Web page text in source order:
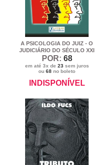
A PSICOLOGIA DO JUIZ - O
JUDICIÁRIO DO SÉCULO XXI
POR: 68
em até 3x de 23sem juros
ou68 no boleto
INDISPONÍVEL